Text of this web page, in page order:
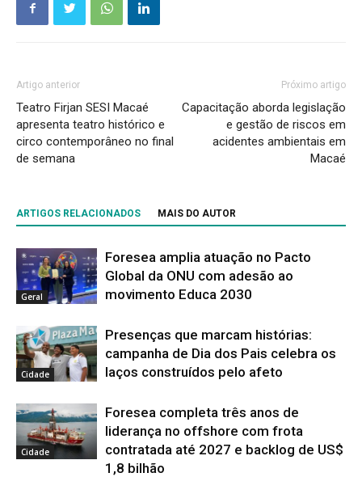
Artigo anterior
Teatro Firjan SESI Macaé
apresenta teatro histórico e
circo contemporâneo no final
de semana
Próximo artigo
Capacitação aborda legislação
e gestão de riscos em
acidentes ambientais em
Macaé
ARTIGOS RELACIONADOS MAIS DO AUTOR
Geral
Foresea amplia atuação no Pacto
Global da ONU com adesão ao
movimento Educa 2030
Cidade
Presenças que marcam histórias:
campanha de Dia dos Pais celebra os
laços construídos pelo afeto
Cidade
Foresea completa três anos de
liderança no offshore com frota
contratada até 2027 e backlog de US$
1,8 bilhão